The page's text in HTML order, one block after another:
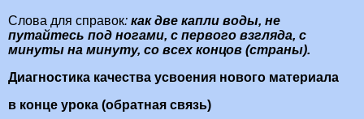
Слова для справок: как две капли воды, не
путайтесь под ногами, с первого взгляда, с
минуты на минуту, со всех концов (страны).
Диагностика качества усвоения нового материала
в конце урока (обратная связь)